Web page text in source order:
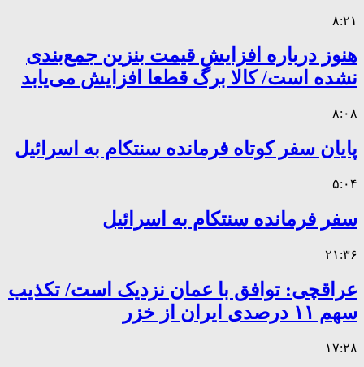
۸:۲۱
هنوز درباره افزایش قیمت بنزین جمع‌بندی
نشده است/ کالا برگ قطعا افزایش می‌یابد
۸:۰۸
پایان سفر کوتاه فرمانده سنتکام به اسرائیل
۵:۰۴
سفر فرمانده سنتکام به اسرائیل
۲۱:۳۶
عراقچی: توافق با عمان نزدیک است/ تکذیب
سهم ۱۱ درصدی ایران از خزر
۱۷:۲۸